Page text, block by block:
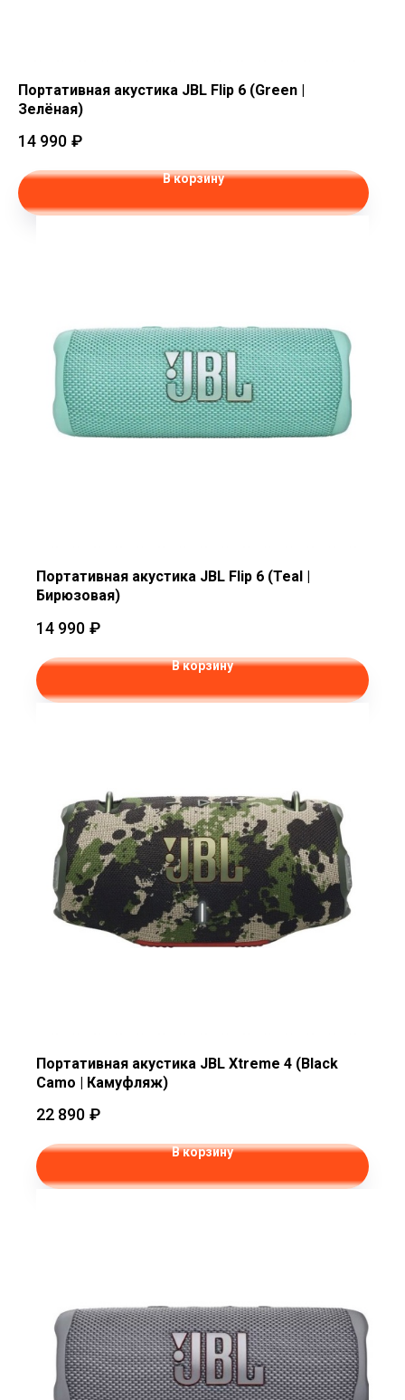
Портативная акустика JBL Flip 6 (Green |
Зелёная)
14 990 ₽
В корзину
Портативная акустика JBL Flip 6 (Teal |
Бирюзовая)
14 990 ₽
В корзину
Портативная акустика JBL Xtreme 4 (Black
Camo | Камуфляж)
22 890 ₽
В корзину